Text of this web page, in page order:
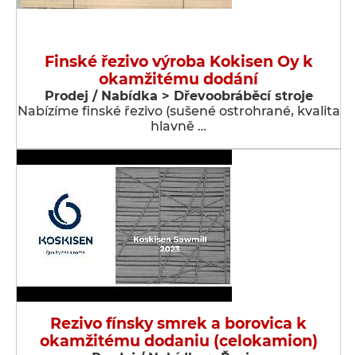
Finské řezivo výroba Kokisen Oy k
okamžitému dodání
Prodej / Nabídka > Dřevoobráběcí stroje
Nabízíme finské řezivo (sušené ostrohrané, kvalita
hlavně …
Rezivo fínsky smrek a borovica k
okamžitému dodaniu (celokamion)